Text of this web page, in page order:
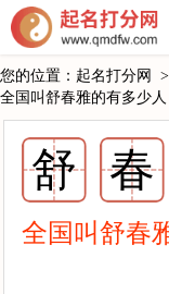
您的位置： 起名打分网 >
全国叫舒春雅的有多少人
舒 春
全国叫舒春